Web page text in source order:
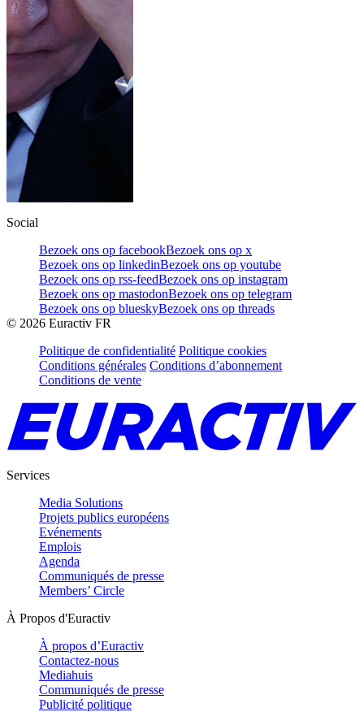
Social
Bezoek ons op facebookBezoek ons op x
Bezoek ons op linkedinBezoek ons op youtube
Bezoek ons op rss-feedBezoek ons op instagram
Bezoek ons op mastodonBezoek ons op telegram
Bezoek ons op blueskyBezoek ons op threads
© 2026 Euractiv FR
Politique de confidentialité Politique cookies
Conditions générales Conditions d’abonnement
Conditions de vente
Services
Media Solutions
Projets publics européens
Evénements
Emplois
Agenda
Communiqués de presse
Members’ Circle
À Propos d'Euractiv
À propos d’Euractiv
Contactez-nous
Mediahuis
Communiqués de presse
Publicité politique